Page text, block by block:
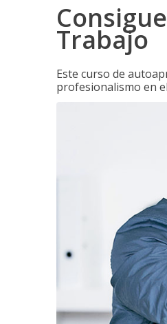
Trabajo
Este curso de
profesionalismo en